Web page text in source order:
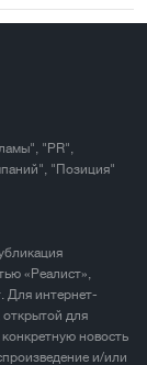
"PR",
"Позиция"
«Реалист»,
Для интернет-
для
новость
и/или